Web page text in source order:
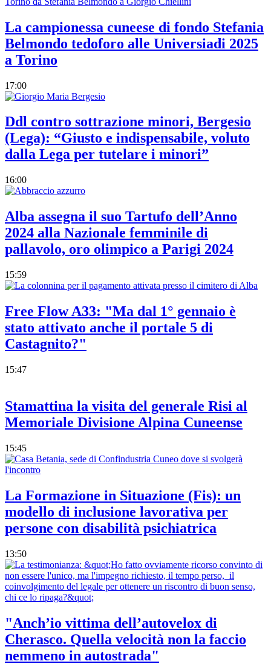
La campionessa cuneese di fondo Stefania
Belmondo tedoforo alle Universiadi 2025
a Torino
17:00
Ddl contro sottrazione minori, Bergesio
(Lega): “Giusto e indispensabile, voluto
dalla Lega per tutelare i minori”
16:00
Alba assegna il suo Tartufo dell’Anno
2024 alla Nazionale femminile di
pallavolo, oro olimpico a Parigi 2024
15:59
Free Flow A33: "Ma dal 1° gennaio è
stato attivato anche il portale 5 di
Castagnito?"
15:47
Stamattina la visita del generale Risi al
Memoriale Divisione Alpina Cuneense
15:45
La Formazione in Situazione (Fis): un
modello di inclusione lavorativa per
persone con disabilità psichiatrica
13:50
"Anch’io vittima dell’autovelox di
Cherasco. Quella velocità non la faccio
nemmeno in autostrada"